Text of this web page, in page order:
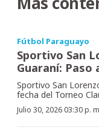
Fútbol Paraguayo
Sportivo San
Guaraní: Paso
Sportivo San
fecha del Torneo
Julio 30, 2026 03:30 p.